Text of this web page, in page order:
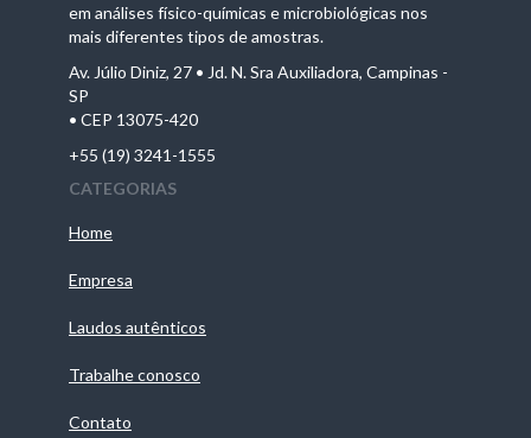
em análises físico-químicas e microbiológicas nos
mais diferentes tipos de amostras.
Av. Júlio Diniz, 27 • Jd. N. Sra Auxiliadora, Campinas -
SP
• CEP 13075-420
+55 (19) 3241-1555
CATEGORIAS
Home
Empresa
Laudos autênticos
Trabalhe conosco
Contato